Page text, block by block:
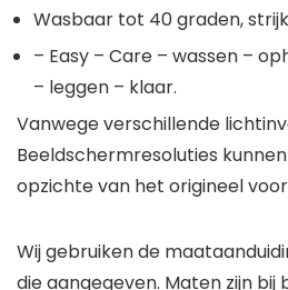
Wasbaar tot 40 graden,
– Easy – Care – wassen –
– leggen – klaar.
Vanwege verschillende
Beeldschermresoluties
opzichte van het origineel
Wij gebruiken de
die aangegeven. Maten zijn bij